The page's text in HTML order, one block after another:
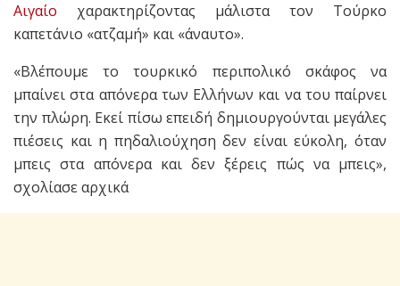
Αιγαίο χαρακτηρίζοντας μάλιστα τον Τούρκο
καπετάνιο «ατζαμή» και «άναυτο».
«Βλέπουμε το τουρκικό περιπολικό σκάφος να
μπαίνει στα απόνερα των Ελλήνων και να του παίρνει
την πλώρη. Εκεί πίσω επειδή δημιουργούνται μεγάλες
πιέσεις και η πηδαλιούχηση δεν είναι εύκολη, όταν
μπεις στα απόνερα και δεν ξέρεις πώς να μπεις»,
σχολίασε αρχικά